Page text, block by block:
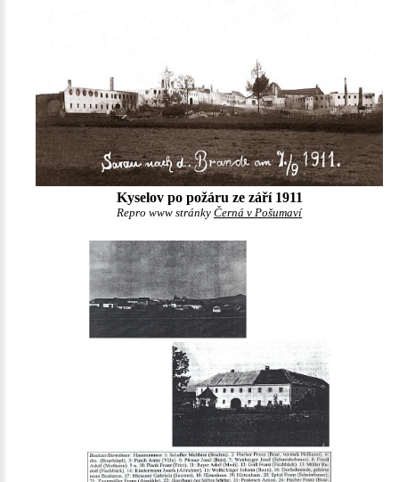
Kyselov po požáru ze září 1911
Repro www stránky Černá v Pošumaví